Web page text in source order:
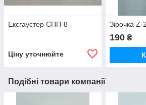
Ексгаустер СПП-8
Ціну уточнюйте
Зірочка
190₴
Подібні товари компанії